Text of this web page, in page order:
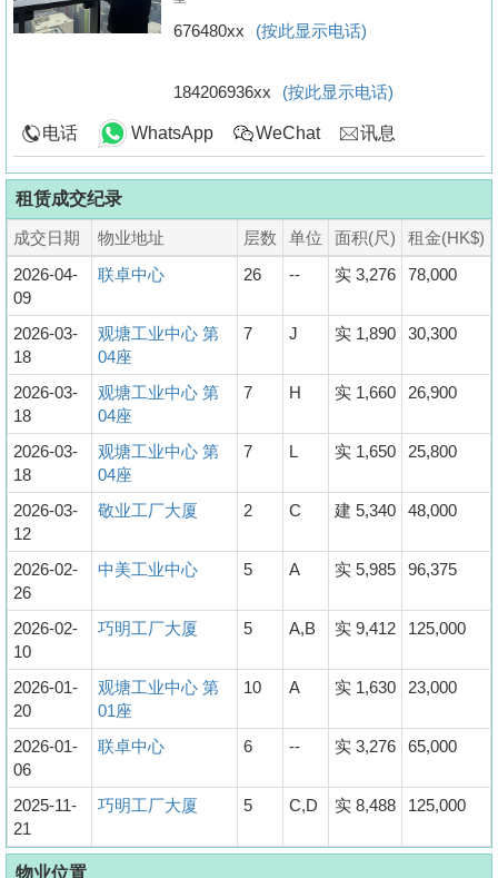
676480xx (按此显示电话)
184206936xx (按此显示电话)
电话 WhatsApp WeChat 讯息
租赁成交纪录
成交日期 物业地址 层数 单位 面积(尺)
租金(HK$)
2026-04-
09
联卓中心 26 -- 实 3,276 78,000
2026-03-
18
观塘工业中心 第
04座
7 J 实 1,890 30,300
2026-03-
18
观塘工业中心 第
04座
7 H 实 1,660 26,900
2026-03-
18
观塘工业中心 第
04座
7 L 实 1,650 25,800
2026-03-
12
敬业工厂大厦 2 C 建 5,340 48,000
2026-02-
26
中美工业中心 5 A 实 5,985 96,375
2026-02-
10
巧明工厂大厦 5 A,B 实 9,412 125,000
2026-01-
20
观塘工业中心 第
01座
10 A 实 1,630 23,000
2026-01-
06
联卓中心 6 -- 实 3,276 65,000
2025-11-
21
巧明工厂大厦 5 C,D 实 8,488 125,000
物业位置